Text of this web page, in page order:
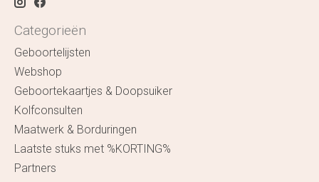
Categorieën
Geboortelijsten
Webshop
Geboortekaartjes & Doopsuiker
Kolfconsulten
Maatwerk & Borduringen
Laatste stuks met %KORTING%
Partners